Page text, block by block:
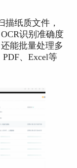
描纸质文件，
识别准确度
能批量处理多
、Excel等